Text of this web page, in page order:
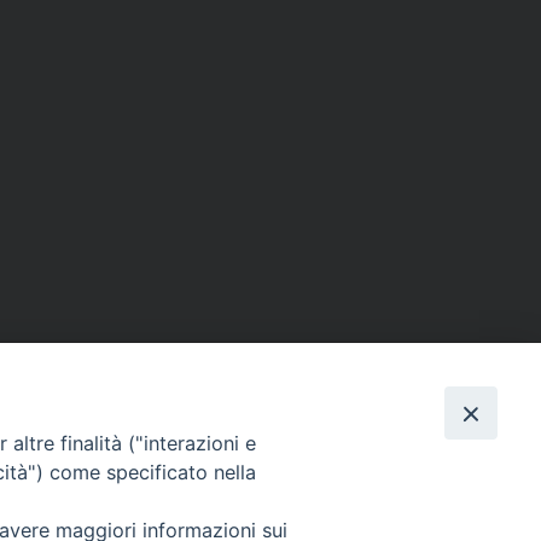
SEGUICI SU
altre finalità ("interazioni e
come specificato nella
maggiori informazioni sui